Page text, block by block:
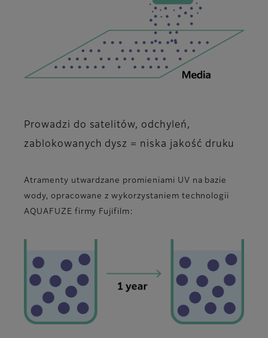
Prowadzi do satelitów, odchyleń,
zablokowanych dysz = niska jakość druku
Atramenty utwardzane promieniami UV na bazie
wody, opracowane z wykorzystaniem technologii
AQUAFUZE firmy Fujifilm: